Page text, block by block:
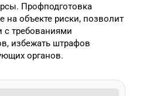
Профподготовка
объекте риски, позволит
с требованиями
избежать штрафов
органов.